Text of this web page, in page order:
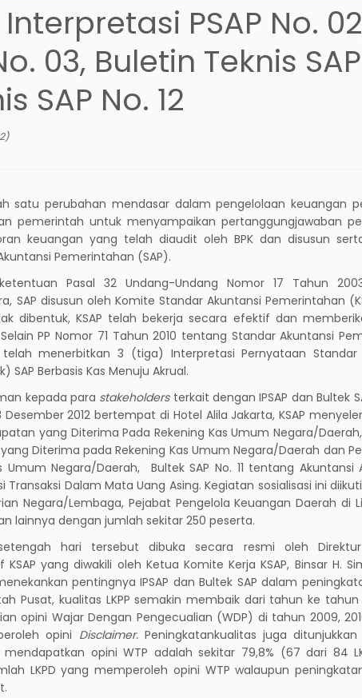
PSAP No.
03, Buletin Teknis
SAP No. 12
)
satu perubahan mendasar dalam pengelolaan keuangan
pemerintah untuk menyampaikan pertanggungjawaban
keuangan yang telah diaudit oleh BPK dan disusun
Pemerintahan (SAP).
Pasal 32 Undang-Undang Nomor 17 Tahun
SAP disusun oleh Komite Standar Akuntansi Pemerintahan
dibentuk, KSAP telah bekerja secara efektif dan
PP Nomor 71 Tahun 2010 tentang Standar Akuntansi
telah menerbitkan 3 (tiga) Interpretasi Pernyataan Standar
SAP Berbasis Kas Menuju Akrual.
kepada para stakeholders terkait dengan IPSAP dan Bultek
2012 bertempat di Hotel Alila Jakarta, KSAP
yang Diterima Pada Rekening Kas Umum Negara/Daerah,
Diterima pada Rekening Kas Umum Negara/Daerah dan
Negara/Daerah, Bultek SAP No. 11 tentang Akuntansi
Transaksi Dalam Mata Uang Asing. Kegiatan sosialisasi ini
Negara/Lembaga, Pejabat Pengelola Keuangan Daerah di
lainnya dengan jumlah sekitar 250 peserta.
hari tersebut dibuka secara resmi oleh
yang diwakili oleh Ketua Komite Kerja KSAP, Binsar H.
pentingnya IPSAP dan Bultek SAP dalam
Pusat, kualitas LKPP semakin membaik dari tahun ke
opini Wajar Dengan Pengecualian (WDP) di tahun 2009,
opini Disclaimer. Peningkatankualitas juga ditunjukkan
opini WTP adalah sekitar 79,8% (67 dari 84
LKPD yang memperoleh opini WTP walaupun